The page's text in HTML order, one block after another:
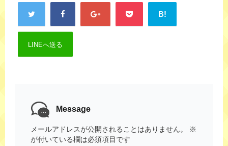
B!
LINEへ送る
Message
メールアドレスが公開されることはありません。
※
が付いている欄は必須項目です